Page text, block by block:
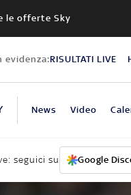
le offerte Sky
evidenza:RISULTATI LIVE
News Video
seguici su Google